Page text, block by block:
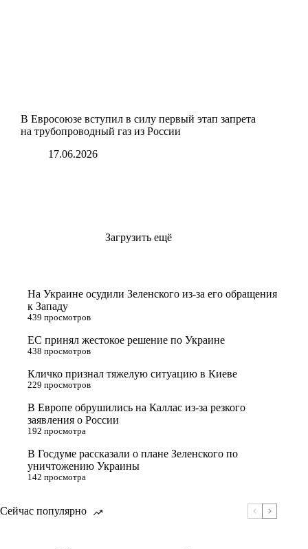
В Евросоюзе вступил в силу первый этап запрета
на трубопроводный газ из России
17.06.2026
Загрузить ещё
На Украине осудили Зеленского из-за его обращения
к Западу
439 просмотров
ЕС принял жестокое решение по Украине
438 просмотров
Кличко признал тяжелую ситуацию в Киеве
229 просмотров
В Европе обрушились на Каллас из-за резкого
заявления о России
192 просмотра
В Госдуме рассказали о плане Зеленского по
уничтожению Украины
142 просмотра
Сейчас популярно